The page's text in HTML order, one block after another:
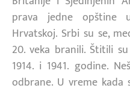
prava jedne opštine
Hrvatskoj. Srbi su se,
20. veka branili. Štitili
1914. i 1941. godine.
odbrane. U vreme